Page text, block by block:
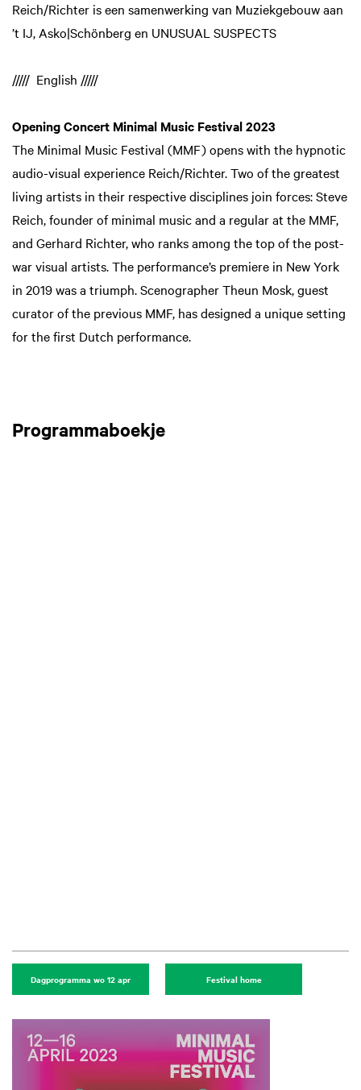
Reich/Richter is een samenwerking van Muziekgebouw aan
’t IJ, Asko|Schönberg en UNUSUAL SUSPECTS
///// English /////
Opening Concert Minimal Music Festival 2023
The Minimal Music Festival (MMF) opens with the hypnotic
audio-visual experience Reich/Richter. Two of the greatest
living artists in their respective disciplines join forces: Steve
Reich, founder of minimal music and a regular at the MMF,
and Gerhard Richter, who ranks among the top of the post-
war visual artists. The performance’s premiere in New York
in 2019 was a triumph. Scenographer Theun Mosk, guest
curator of the previous MMF, has designed a unique setting
for the first Dutch performance.
Programmaboekje
Dagprogramma wo 12 apr Festival home